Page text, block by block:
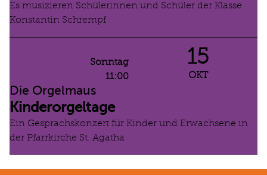
Es musizieren Schülerinnen und Schüler der Klasse
Konstantin Schrempf
Sonntag
11:00
15
OKT
Die Orgelmaus
Kinderorgeltage
Ein Gesprächskonzert für Kinder und Erwachsene in
der Pfarrkirche St. Agatha